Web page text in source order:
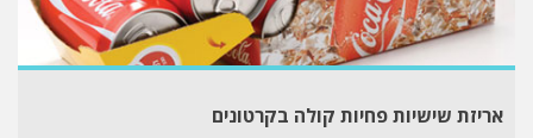
אריזת שישיות פחיות קולה בקרטונים